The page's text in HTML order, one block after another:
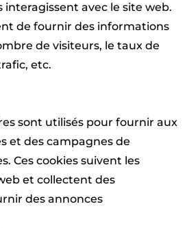
avec le site web.
de fournir des informations
de visiteurs, le taux de
etc.
sont utilisés pour fournir aux
et des campagnes de
Ces cookies suivent les
et collectent des
des annonces